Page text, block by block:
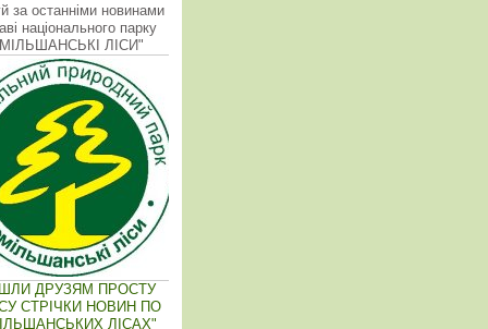
за останніми новинами
національного парку
ЛІСИ"
ДРУЗЯМ ПРОСТУ
СТРІЧКИ НОВИН ПО
ЛІСАХ"